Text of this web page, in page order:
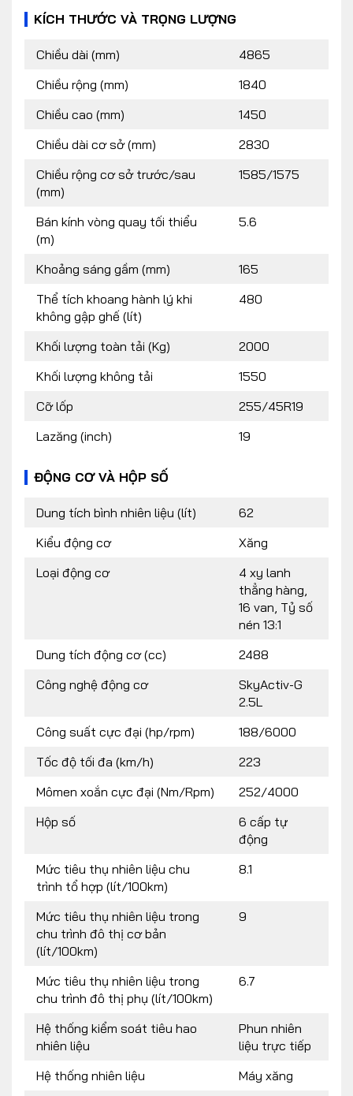
KÍCH THƯỚC VÀ TRỌNG LƯỢNG
Chiều dài (mm)
4865
Chiều rộng (mm)
1840
Chiều cao (mm)
1450
Chiều dài cơ sở (mm)
2830
Chiều rộng cơ sở trước/sau
(mm)
1585/1575
Bán kính vòng quay tối thiểu
(m)
5.6
Khoảng sáng gầm (mm)
165
Thể tích khoang hành lý khi
không gập ghế (lít)
480
Khối lượng toàn tải (Kg)
2000
Khối lượng không tải
1550
Cỡ lốp
255/45R19
Lazăng (inch)
19
ĐỘNG CƠ VÀ HỘP SỐ
Dung tích bình nhiên liệu (lít)
62
Kiểu động cơ
Xăng
Loại động cơ
4 xy lanh
thẳng hàng,
16 van, Tỷ số
nén 13:1
Dung tích động cơ (cc)
2488
Công nghệ động cơ
SkyActiv-G
2.5L
Công suất cực đại (hp/rpm)
188/6000
Tốc độ tối đa (km/h)
223
Mômen xoắn cực đại (Nm/Rpm)
252/4000
Hộp số
6 cấp tự
động
Mức tiêu thụ nhiên liệu chu
trình tổ hợp (lít/100km)
8.1
Mức tiêu thụ nhiên liệu trong
chu trình đô thị cơ bản
(lít/100km)
9
Mức tiêu thụ nhiên liệu trong
chu trình đô thị phụ (lít/100km)
6.7
Hệ thống kiểm soát tiêu hao
nhiên liệu
Phun nhiên
liệu trực tiếp
Hệ thống nhiên liệu
Máy xăng